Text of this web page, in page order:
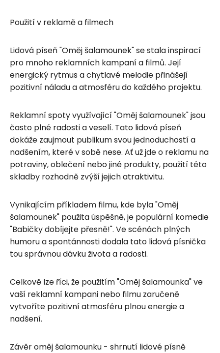
Použití v reklamě a filmech
Lidová píseň "Oměj šalamounek" se stala inspirací
pro mnoho reklamních kampaní a filmů. Její
energický rytmus a chytlavé melodie přinášejí
pozitivní náladu a atmosféru do každého projektu.
Reklamní spoty využívající "Oměj šalamounek" jsou
často plné radosti a veselí. Tato lidová píseň
dokáže zaujmout publikum svou jednoduchostí a
nadšením, které v sobě nese. Ať už jde o reklamu na
potraviny, oblečení nebo jiné produkty, použití této
skladby rozhodně zvýší jejich atraktivitu.
Vynikajícím příkladem filmu, kde byla "Oměj
šalamounek" použita úspěšně, je populární komedie
"Babičky dobíjejte přesně!". Ve scénách plných
humoru a spontánnosti dodala tato lidová písnička
tou správnou dávku života a radosti.
Celkově lze říci, že použitím "Oměj šalamounka" ve
vaší reklamní kampani nebo filmu zaručeně
vytvoříte pozitivní atmosféru plnou energie a
nadšení.
Závěr oměj šalamounku - shrnutí lidové písně